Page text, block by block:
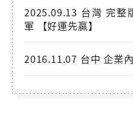
2025.09.13 台灣 完整
軍 【好運先贏】
2016.11.07 台中 企業內